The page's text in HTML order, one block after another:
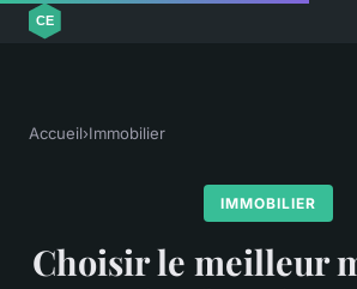
Accueil›Immobilier
IMMOBILIER
Choisir le meilleur